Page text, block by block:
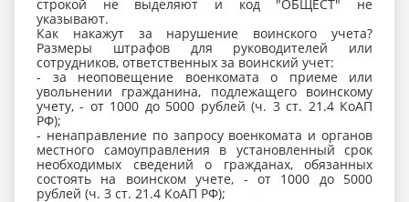
строкой не выделяют и код "ОБЩЕСТ" не
указывают.
Как накажут за нарушение воинского учета?
Размеры штрафов для руководителей или
сотрудников, ответственных за воинский учет:
- за неоповещение военкомата о приеме или
увольнении гражданина, подлежащего воинскому
учету, - от 1000 до 5000 рублей (ч. 3 ст. 21.4 КоАП
РФ);
- ненаправление по запросу военкомата и органов
местного самоуправления в установленный срок
необходимых сведений о гражданах, обязанных
состоять на воинском учете, - от 1000 до 5000
рублей (ч. 3 ст. 21.4 КоАП РФ);